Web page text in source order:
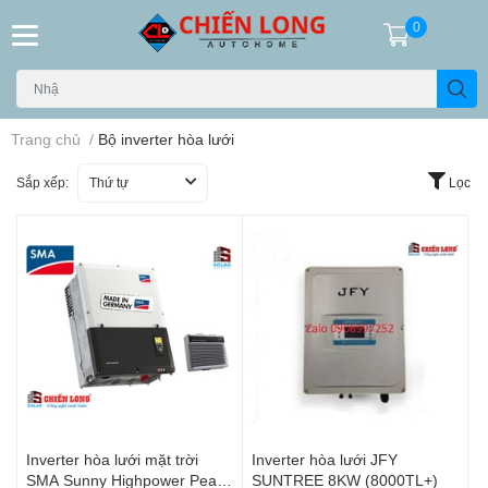
0
Trang chủ / Bộ inverter hòa lưới
Sắp xếp: Thứ tự Lọc
Inverter hòa lưới mặt trời
SMA Sunny Highpower Peak1
Inverter hòa lưới JFY
SUNTREE 8KW (8000TL+)